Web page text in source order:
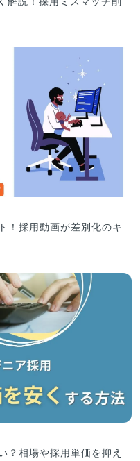
！採用動画が差別化のキ
？相場や採用単価を抑え